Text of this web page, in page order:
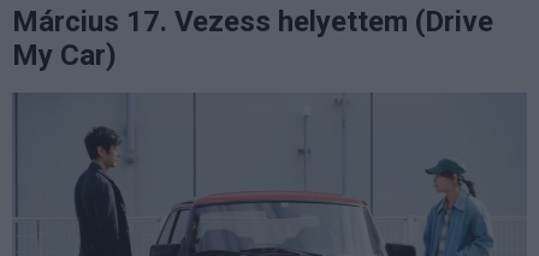
Március 17. Vezess helyettem (Drive
My Car)